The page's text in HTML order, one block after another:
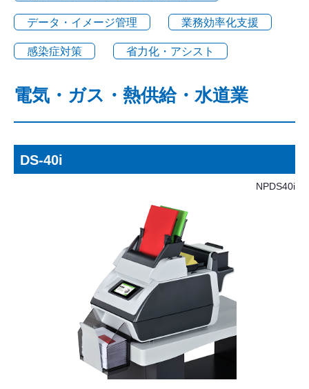
データ・イメージ管理 業務効率化支援
感染症対策 省力化・アシスト
電気・ガス・熱供給・水道業
DS-40i
NPDS40i